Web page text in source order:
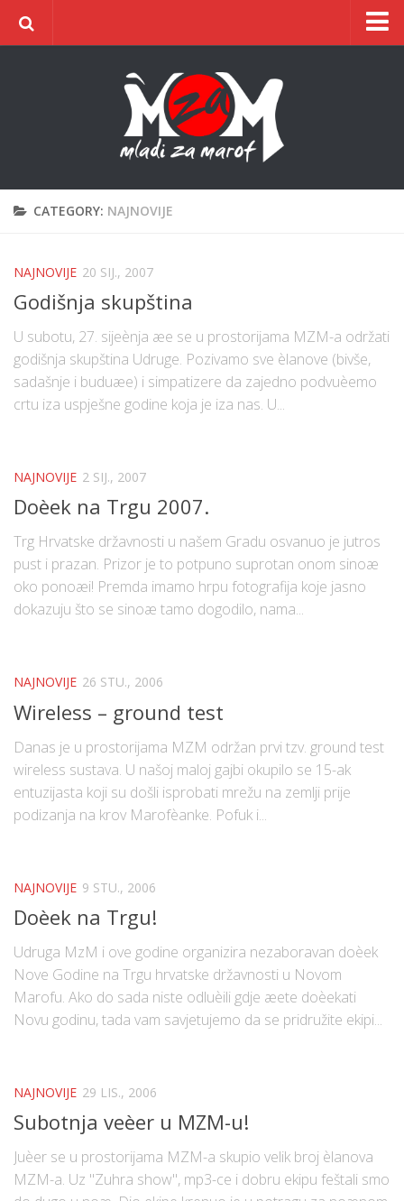
CATEGORY: NAJNOVIJE
NAJNOVIJE 20 SIJ., 2007
Godišnja skupština
U subotu, 27. sijeènja æe se u prostorijama MZM-a održati
godišnja skupština Udruge. Pozivamo sve èlanove (bivše,
sadašnje i buduæe) i simpatizere da zajedno podvuèemo
crtu iza uspješne godine koja je iza nas. U...
NAJNOVIJE 2 SIJ., 2007
Doèek na Trgu 2007.
Trg Hrvatske državnosti u našem Gradu osvanuo je jutros
pust i prazan. Prizor je to potpuno suprotan onom sinoæ
oko ponoæi! Premda imamo hrpu fotografija koje jasno
dokazuju što se sinoæ tamo dogodilo, nama...
NAJNOVIJE 26 STU., 2006
Wireless – ground test
Danas je u prostorijama MZM održan prvi tzv. ground test
wireless sustava. U našoj maloj gajbi okupilo se 15-ak
entuzijasta koji su došli isprobati mrežu na zemlji prije
podizanja na krov Marofèanke. Pofuk i...
NAJNOVIJE 9 STU., 2006
Doèek na Trgu!
Udruga MzM i ove godine organizira nezaboravan doèek
Nove Godine na Trgu hrvatske državnosti u Novom
Marofu. Ako do sada niste odluèili gdje æete doèekati
Novu godinu, tada vam savjetujemo da se pridružite ekipi...
NAJNOVIJE 29 LIS., 2006
Subotnja veèer u MZM-u!
Juèer se u prostorijama MZM-a skupio velik broj èlanova
MZM-a. Uz "Zuhra show", mp3-ce i dobru ekipu feštali smo